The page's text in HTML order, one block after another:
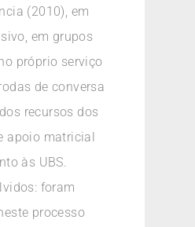
(2010), em
em grupos
próprio serviço
de conversa
recursos dos
apoio matricial
às UBS.
foram
processo